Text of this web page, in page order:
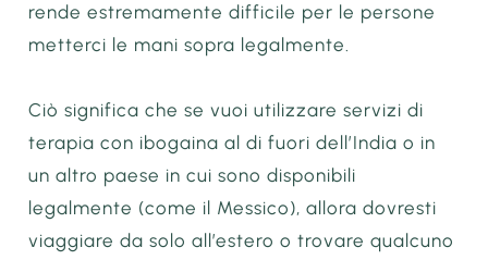
rende estremamente difficile per le persone
metterci le mani sopra legalmente.
Ciò significa che se vuoi utilizzare servizi di
terapia con ibogaina al di fuori dell’India o in
un altro paese in cui sono disponibili
legalmente (come il Messico), allora dovresti
viaggiare da solo all’estero o trovare qualcuno